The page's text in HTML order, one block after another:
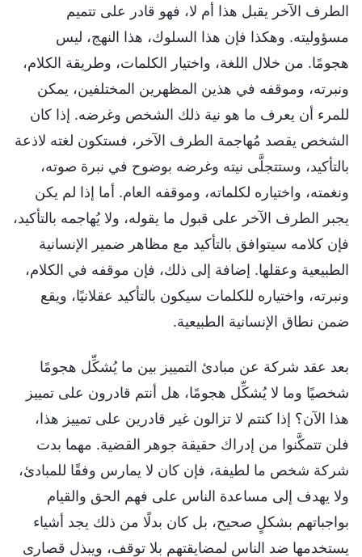
الطرف الآخر يقبل هذا أم لا، فهو قادر على تتميم
مسؤوليته. وهكذا فإن هذا السلوك، هذا النهج، ليس
هجومًا. من خلال اللغة، واختيار الكلمات، وطريقة الكلام،
ونبرته، وموقفه في هذين المظهرين المختلفين، يمكن
للمرء أن يعرف ما هو نية ذلك الشخص وغرضه. إذا كان
الشخص يقصد مُهاجمة الطرف الآخر، فستكون لغته لاذعة
بالتأكيد، وستتجلَّى نيته وغرضه بوضوح في نبرة صوته،
ونغمته، واختياره لكلماته، وموقفه العام. أما إذا لم يكن
يجبر الطرف الآخر على قبول ما يقوله، ولا يُهاجمه بالتأكيد،
فإن كلامه سيتوافق بالتأكيد مع مظاهر ضمير الإنسانية
الطبيعية وعقلها. إضافة إلى ذلك، فإن موقفه في الكلام،
ونبرته، واختياره للكلمات سيكون بالتأكيد عقلانيًا، ويقع
ضمن نطاق الإنسانية الطبيعية.
بعد عقد شركة عن مبادئ التمييز بين ما يُشكِّل هجومًا
شخصيًا وما لا يُشكِّل هجومًا، هل أنتم قادرون على تمييز
هذا الآن؟ إذا كنتم لا تزالون غير قادرين على تمييز هذا،
فلن تتمكَّنوا من إدراك حقيقة جوهر القضية. مهما بدت
شركة شخص ما لطيفة، فإن كان لا يمارس وفقًا للمبادئ،
ولا يهدف إلى مساعدة الناس على فهم الحق والقيام
بواجباتهم بشكلٍ صحيح، بل كان بدلًا من ذلك يجد أشياء
يستخدمها ضد الناس لمضايقتهم بلا توقف، ويبذل قصارى